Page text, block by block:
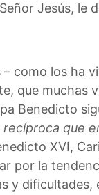
Jesús, le
como los ha
que muchas
Benedicto
que
XVI,
por la
dificultades,